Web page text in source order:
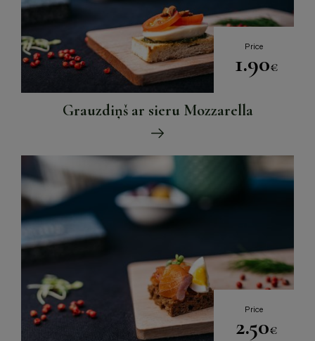
Price
1.90€
Grauzdiņš ar sieru Mozzarella
Price
2.50€